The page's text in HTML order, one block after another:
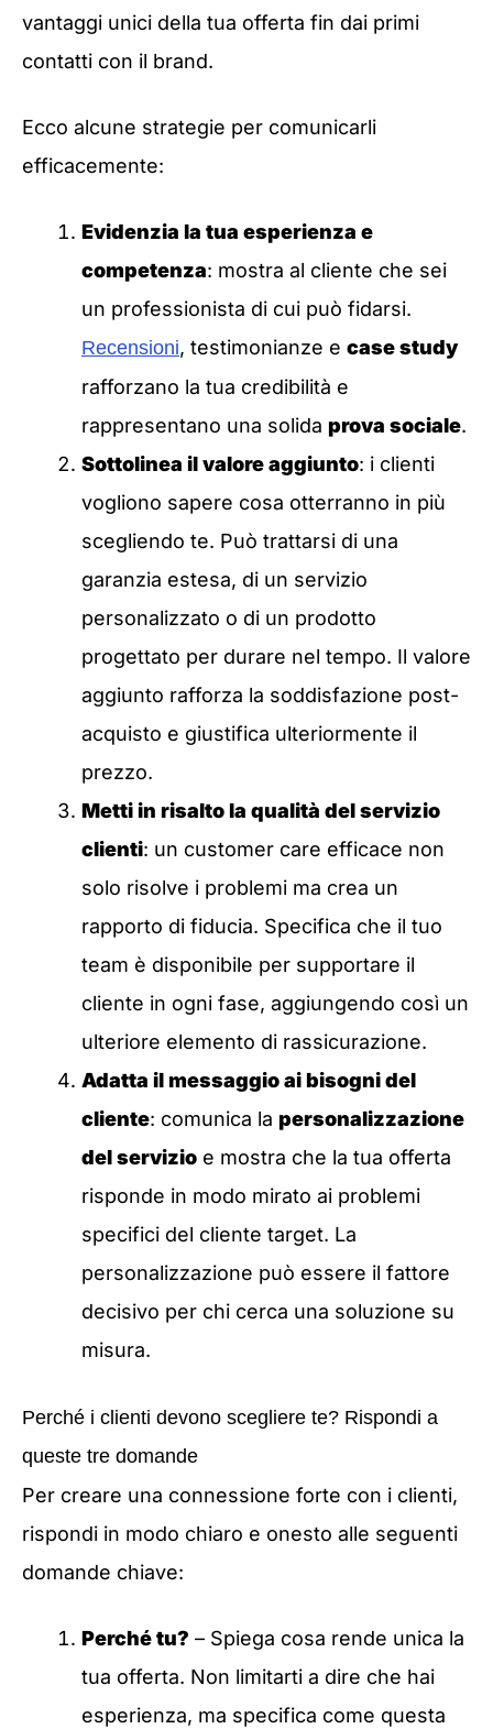
vantaggi unici della tua offerta fin dai primi
contatti con il brand.
Ecco alcune strategie per comunicarli
efficacemente:
Evidenzia la tua esperienza e
competenza: mostra al cliente che sei
un professionista di cui può fidarsi.
Recensioni, testimonianze e case study
rafforzano la tua credibilità e
rappresentano una solida prova sociale.
Sottolinea il valore aggiunto: i clienti
vogliono sapere cosa otterranno in più
scegliendo te. Può trattarsi di una
garanzia estesa, di un servizio
personalizzato o di un prodotto
progettato per durare nel tempo. Il valore
aggiunto rafforza la soddisfazione post-
acquisto e giustifica ulteriormente il
prezzo.
Metti in risalto la qualità del servizio
clienti: un customer care efficace non
solo risolve i problemi ma crea un
rapporto di fiducia. Specifica che il tuo
team è disponibile per supportare il
cliente in ogni fase, aggiungendo così un
ulteriore elemento di rassicurazione.
Adatta il messaggio ai bisogni del
cliente: comunica la personalizzazione
del servizio e mostra che la tua offerta
risponde in modo mirato ai problemi
specifici del cliente target. La
personalizzazione può essere il fattore
decisivo per chi cerca una soluzione su
misura.
Perché i clienti devono scegliere te? Rispondi a
queste tre domande
Per creare una connessione forte con i clienti,
rispondi in modo chiaro e onesto alle seguenti
domande chiave:
Perché tu? – Spiega cosa rende unica la
tua offerta. Non limitarti a dire che hai
esperienza, ma specifica come questa